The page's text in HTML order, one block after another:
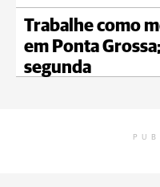
Trabalhe como
em Ponta
segunda